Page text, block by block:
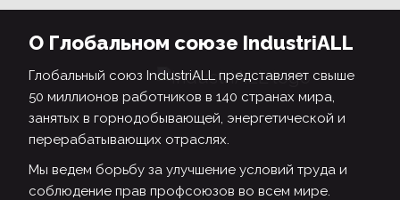
О Глобальном союзе IndustriALL
Глобальный союз IndustriALL представляет свыше
50 миллионов работников в 140 странах мира,
занятых в горнодобывающей, энергетической и
перерабатывающих отраслях.
Мы ведем борьбу за улучшение условий труда и
соблюдение прав профсоюзов во всем мире.